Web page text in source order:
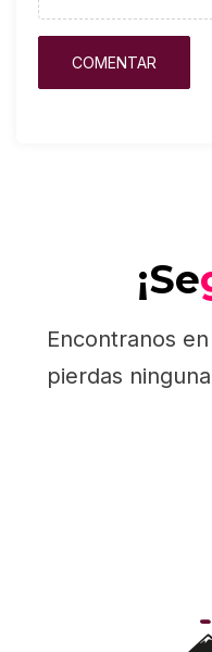
¡Se
Encontranos
pierdas